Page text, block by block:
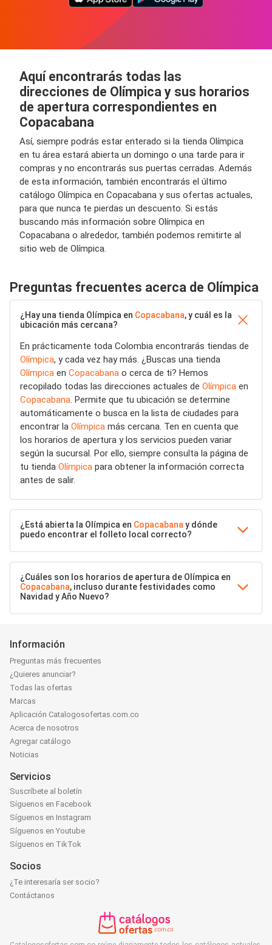
Aquí encontrarás todas las
direcciones de Olímpica y sus horarios
de apertura correspondientes en
Copacabana
Así, siempre podrás estar enterado si la tienda Olímpica
en tu área estará abierta un domingo o una tarde para ir
compras y no encontrarás sus puertas cerradas. Además
de esta información, también encontrarás el último
catálogo Olímpica en Copacabana y sus ofertas actuales,
para que nunca te pierdas un descuento. Si estás
buscando más información sobre Olímpica en
Copacabana o alrededor, también podemos remitirte al
sitio web de Olímpica.
Preguntas frecuentes acerca de Olímpica
¿Hay una tienda Olímpica en Copacabana, y cuál es la
ubicación más cercana?
En prácticamente toda Colombia encontrarás tiendas de
Olímpica, y cada vez hay más. ¿Buscas una tienda
Olímpica en Copacabana o cerca de ti? Hemos
recopilado todas las direcciones actuales de Olímpica en
Copacabana. Permite que tu ubicación se determine
automáticamente o busca en la lista de ciudades para
encontrar la Olímpica más cercana. Ten en cuenta que
los horarios de apertura y los servicios pueden variar
según la sucursal. Por ello, siempre consulta la página de
tu tienda Olímpica para obtener la información correcta
antes de salir.
¿Está abierta la Olímpica en Copacabanay dónde
puedo encontrar el folleto local correcto?
¿Cuáles son los horarios de apertura de Olímpica en
Copacabana, incluso durante festividades como
Navidad y Año Nuevo?
Información
Preguntas más frecuentes
¿Quieres anunciar?
Todas las ofertas
Marcas
Aplicación Catalogosofertas.com.co
Acerca de nosotros
Agregar catálogo
Noticias
Servicios
Suscríbete al boletín
Síguenos en Facebook
Síguenos en Instagram
Síguenos en Youtube
Síguenos en TikTok
Socios
¿Te interesaría ser socio?
Contáctanos